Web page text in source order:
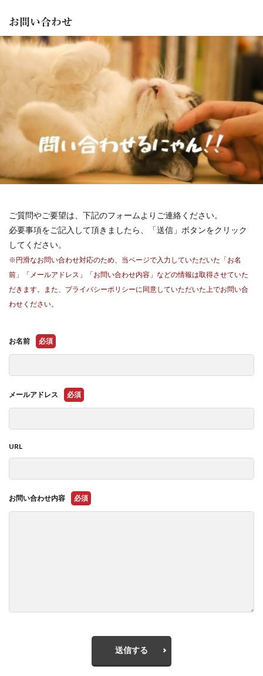
お問い合わせ
ご質問やご要望は、下記のフォームよりご連絡ください。
必要事項をご記入して頂きましたら、「送信」ボタンをクリック
してください。
※円滑なお問い合わせ対応のため、当ページで入力していただいた「お名
前」「メールアドレス」「お問い合わせ内容」などの情報は取得させていた
だきます。また、プライバシーポリシーに同意していただいた上でお問い合
わせください。
お名前 必須
メールアドレス 必須
URL
お問い合わせ内容 必須
送信する